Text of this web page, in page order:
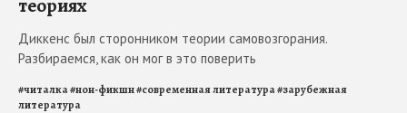
теориях
Диккенс был сторонником теории самовозгорания.
Разбираемся, как он мог в это поверить
#читалка#нон-фикшн#современная литература#зарубежная
литература